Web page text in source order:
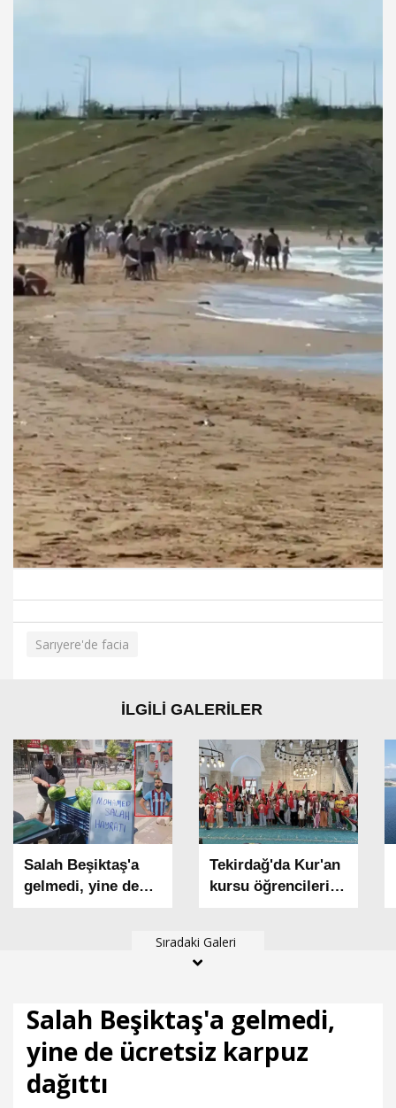
Sarıyere'de facia
İLGİLİ GALERİLER
Sıradaki Galeri
Salah Beşiktaş'a
gelmedi, yine de
Tekirdağ'da Kur'an
kursu öğrencileri,
Salah Beşiktaş'a gelmedi,
yine de ücretsiz karpuz
dağıttı